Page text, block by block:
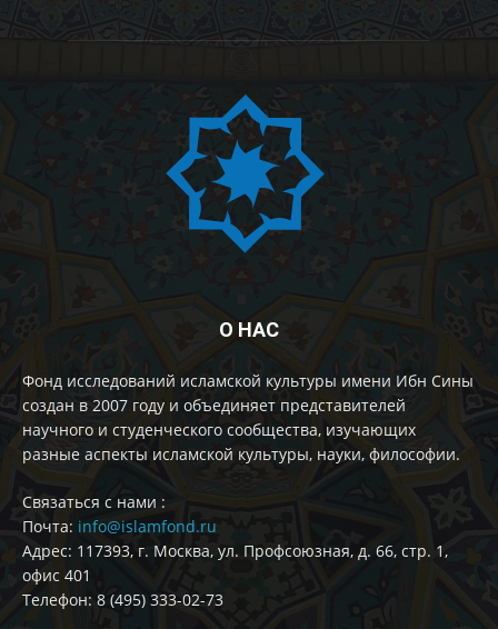
О НАС
Фонд исследований исламской культуры имени Ибн Сины
создан в 2007 году и объединяет представителей
научного и студенческого сообщества, изучающих
разные аспекты исламской культуры, науки, философии.
Cвязаться с нами :
Почта: info@islamfond.ru
Адрес: 117393, г. Москва, ул. Профсоюзная, д. 66, стр. 1,
офис 401
Телефон: 8 (495) 333-02-73